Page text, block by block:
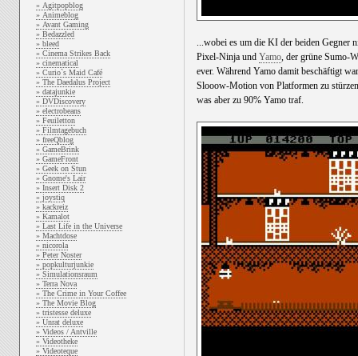
» Agitpopblog
» Animeblog
» Avant Gaming
» Bedazzled
» bleed
» Cinema Strikes Back
» cinematical
» Curio`s Maid Café
» The Daedalus Project
» datajunkie
» DVDiscovery
» electrobeans
» Feuiletton
» Filmtagebuch
» freeQblog
» GameBrink
» GameFront
» Geek on Stun
» Gnome's Lair
» Insert Disk 2
» joystiq
» kackreiz
» Kamalot
» Last Life in the Universe
» Machtdose
» nicorola
» Peter Noster
» popkulturjunkie
» Simulationsraum
» Terra Nova
» The Crime in Your Coffee
» The Movie Blog
» tristesse deluxe
» Unrat deluxe
» Videos / Antville
» Videotheke
» Videoteque
...wobei es um die KI der beiden Gegner
Pixel-Ninja und Yamo, der grüne Sumo-
ever. Während Yamo damit beschäftigt
Slooow-Motion von Platformen zu
was aber zu 90% Yamo traf.